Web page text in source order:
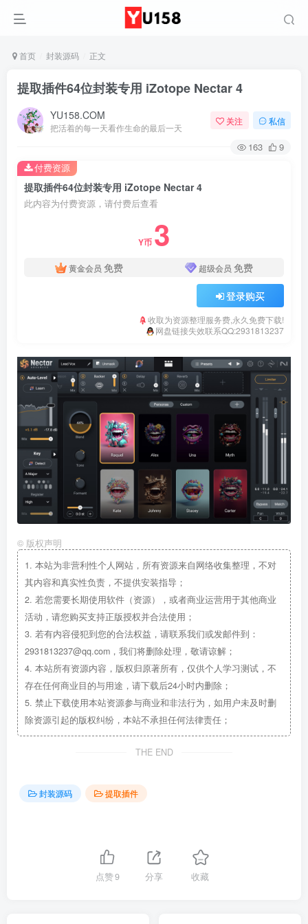
首页 封装源码 正文
提取插件64位封装专用 iZotope Nectar 4
YU158.COM
把活着的每一天看作生命的最后一天
关注 私信
163 9
提取插件64位封装专用 iZotope Nectar 4
此内容为付费资源，请付费后查看
Y币 3
黄金会员 免费 超级会员 免费
登录购买
收取为资源整理服务费,永久免费下载!
网盘链接失效联系QQ:2931813237
付费资源
© 版权声明
1. 本站为非营利性个人网站，所有资源来自网络收集整理，不对
其内容和真实性负责，不提供安装指导；
2. 若您需要长期使用软件（资源），或者商业运营用于其他商业
活动，请您购买支持正版授权并合法使用；
3. 若有内容侵犯到您的合法权益，请联系我们或发邮件到：
2931813237@qq.com，我们将删除处理，敬请谅解；
4. 本站所有资源内容，版权归原著所有，仅供个人学习测试，不
存在任何商业目的与用途，请下载后24小时内删除；
5. 禁止下载使用本站资源参与商业和非法行为，如用户未及时删
除资源引起的版权纠纷，本站不承担任何法律责任；
THE END
封装源码 提取插件
点赞9 分享 收藏